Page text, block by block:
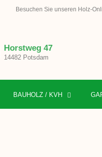
Besuchen Sie unseren Holz-
Horstweg 47
14482 Potsdam
BAUHOLZ / KVH